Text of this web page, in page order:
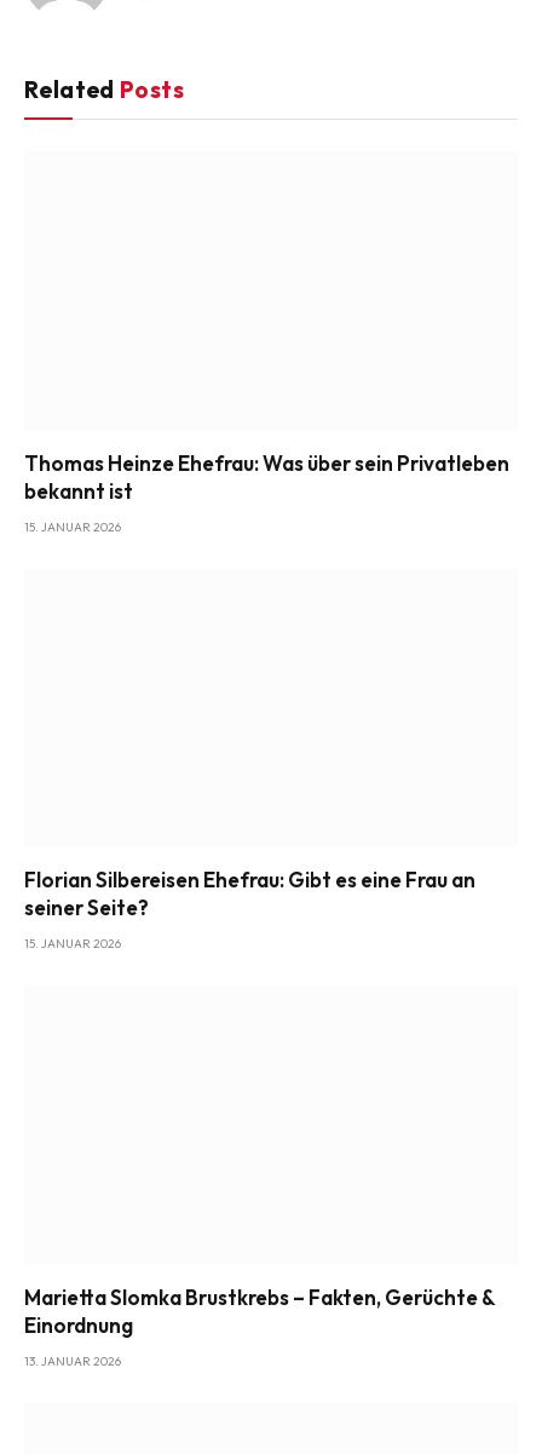
Related Posts
Thomas Heinze Ehefrau: Was über sein Privatleben
bekannt ist
15. JANUAR 2026
Florian Silbereisen Ehefrau: Gibt es eine Frau an
seiner Seite?
15. JANUAR 2026
Marietta Slomka Brustkrebs – Fakten, Gerüchte &
Einordnung
13. JANUAR 2026